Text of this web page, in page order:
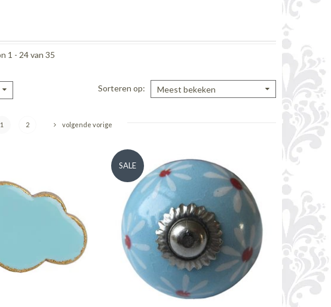
1 - 24 van 35
Sorteren op Meest bekeken
1 2 volgende vorige
SALE